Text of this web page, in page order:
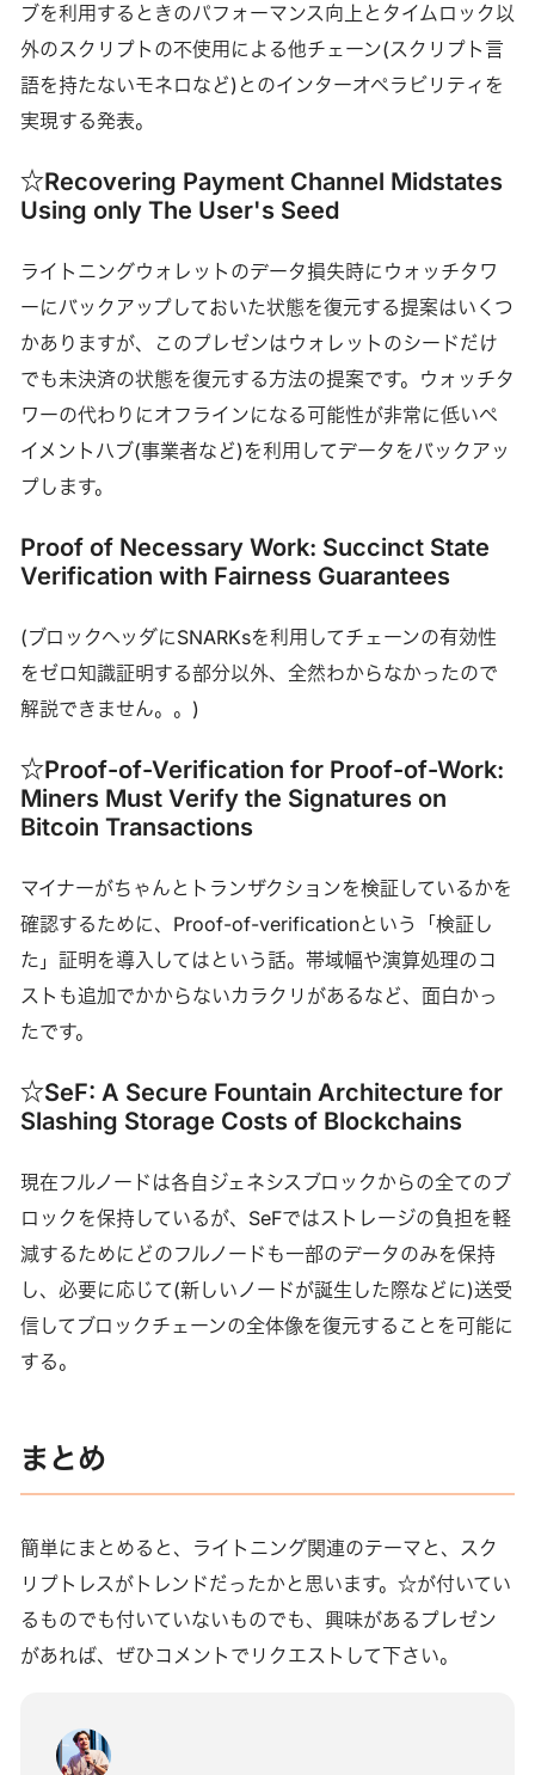
ブを利用するときのパフォーマンス向上とタイムロック以
外のスクリプトの不使用による他チェーン(スクリプト言
語を持たないモネロなど)とのインターオペラビリティを
実現する発表。
☆Recovering Payment Channel Midstates
Using only The User's Seed
ライトニングウォレットのデータ損失時にウォッチタワ
ーにバックアップしておいた状態を復元する提案はいくつ
かありますが、このプレゼンはウォレットのシードだけ
でも未決済の状態を復元する方法の提案です。ウォッチタ
ワーの代わりにオフラインになる可能性が非常に低いペ
イメントハブ(事業者など)を利用してデータをバックアッ
プします。
Proof of Necessary Work: Succinct State
Verification with Fairness Guarantees
(ブロックヘッダにSNARKsを利用してチェーンの有効性
をゼロ知識証明する部分以外、全然わからなかったので
解説できません。。)
☆Proof-of-Verification for Proof-of-Work:
Miners Must Verify the Signatures on
Bitcoin Transactions
マイナーがちゃんとトランザクションを検証しているかを
確認するために、Proof-of-verificationという「検証し
た」証明を導入してはという話。帯域幅や演算処理のコ
ストも追加でかからないカラクリがあるなど、面白かっ
たです。
☆SeF: A Secure Fountain Architecture for
Slashing Storage Costs of Blockchains
現在フルノードは各自ジェネシスブロックからの全てのブ
ロックを保持しているが、SeFではストレージの負担を軽
減するためにどのフルノードも一部のデータのみを保持
し、必要に応じて(新しいノードが誕生した際などに)送受
信してブロックチェーンの全体像を復元することを可能に
する。
まとめ
簡単にまとめると、ライトニング関連のテーマと、スク
リプトレスがトレンドだったかと思います。☆が付いてい
るものでも付いていないものでも、興味があるプレゼン
があれば、ぜひコメントでリクエストして下さい。